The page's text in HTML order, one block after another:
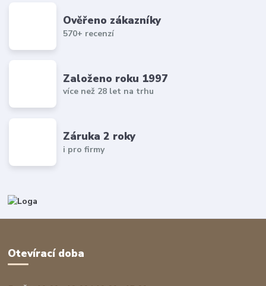
Ověřeno zákazníky
570+ recenzí
Založeno roku 1997
více než 28 let na trhu
Záruka 2 roky
i pro firmy
Otevírací doba